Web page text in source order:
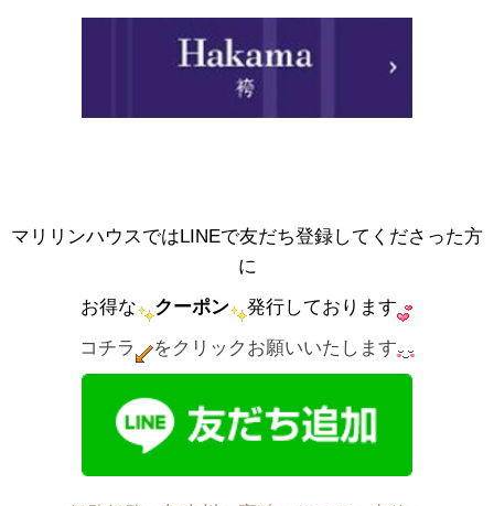
マリリンハウスではLINEで友だち登録してくださった方
に
お得な
クーポン
発行しております
コチラ
をクリックお願いいたします